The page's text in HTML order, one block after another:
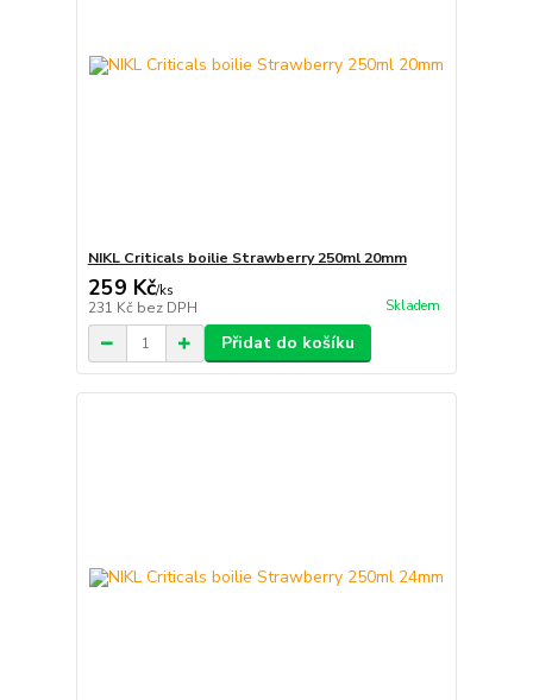
NIKL Criticals boilie Strawberry 250ml 20mm
259 Kč/ks
231 Kč bez DPH Skladem
Přidat do košíku